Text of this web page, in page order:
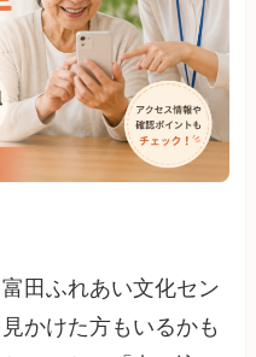
田ふれあい文化セン
かけた方もいるかも